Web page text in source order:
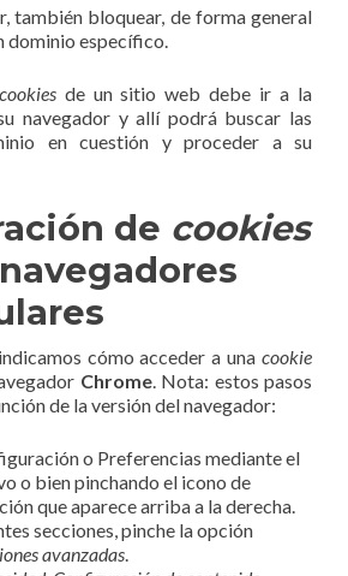
también bloquear, de forma general
dominio específico.
cookiesde un sitio web debe ir a la
navegador y allí podrá buscar las
en cuestión y proceder a su
de cookies
cómo acceder a una cookie
Chrome. Nota: estos pasos
de la versión del navegador:
o Preferencias mediante el
o bien pinchando el icono de
que aparece arriba a la derecha.
secciones, pinche la opción
avanzadas.